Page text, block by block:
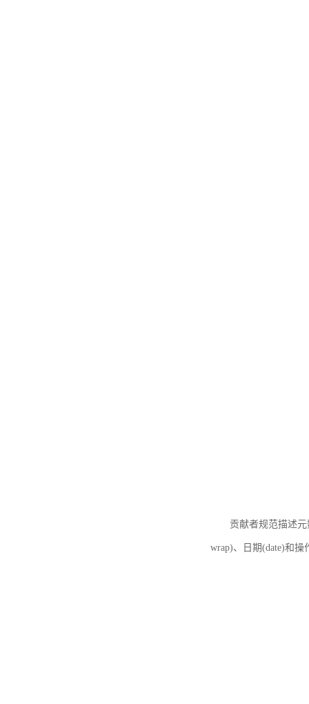
贡献者规范描述
wrap)、日期(date)和操